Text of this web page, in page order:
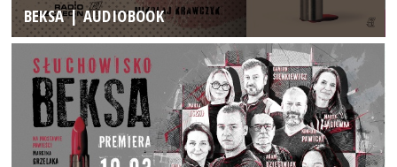
BEKSA | AUDIOBOOK